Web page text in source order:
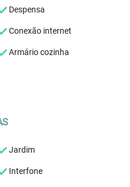
Despensa
Conexão internet
Armário cozinha
Jardim
Interfone